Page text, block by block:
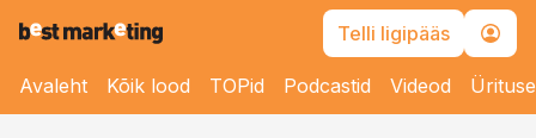
Telli ligipääs
Avaleht Kõik lood TOPid Podcastid Videod